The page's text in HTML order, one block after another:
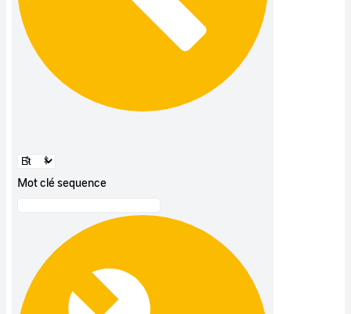
Mot clé sequence